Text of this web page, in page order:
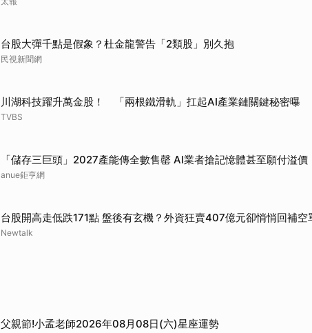
台股大彈千點是假象？杜金龍警告「2類股」別久抱
民視新聞網
川湖科技躍升萬金股！ 「兩根鐵滑軌」扛起AI產業鏈關鍵秘密曝
TVBS
「儲存三巨頭」2027產能傳全數售罄 AI業者搶記憶體甚至願付溢價
anue鉅亨網
台股開高走低跌171點 盤後有玄機？外資狂賣407億元卻悄悄回補空
Newtalk
父親節!小孟老師2026年08月08日(六)星座運勢